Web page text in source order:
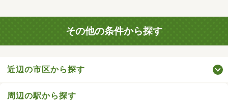
その他の条件から探す
近辺の市区から探す
周辺の駅から探す